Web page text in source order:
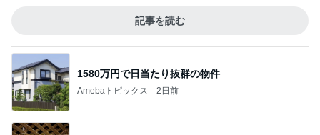
記事を読む
1580万円で日当たり抜群の物件
Amebaトピックス 2日前